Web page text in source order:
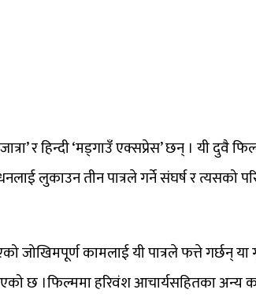
र हिन्दी ‘मड्गाउँ एक्सप्रेस’ छन् । यी दुवै
लुकाउन तीन पात्रले गर्ने संघर्ष र त्यसको
जोखिमपूर्ण कामलाई यी पात्रले फत्ते गर्छन्
छ ।फिल्ममा हरिवंश आचार्यसहितका अन्य